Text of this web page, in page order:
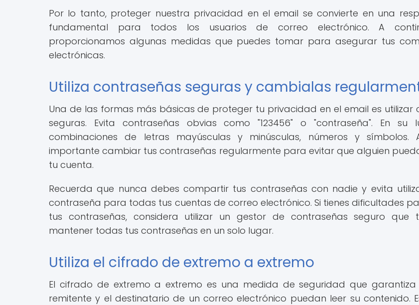
Por lo tanto, proteger nuestra privacidad en el email se convierte en una
fundamental para todos los usuarios de correo electrónico. A
proporcionamos algunas medidas que puedes tomar para asegurar tus
electrónicas.
Utiliza contraseñas seguras y cambialas
Una de las formas más básicas de proteger tu privacidad en el email es utilizar
seguras. Evita contraseñas obvias como "123456" o "contraseña". En su
combinaciones de letras mayúsculas y minúsculas, números y símbolos.
importante cambiar tus contraseñas regularmente para evitar que alguien
tu cuenta.
Recuerda que nunca debes compartir tus contraseñas con nadie y evita
contraseña para todas tus cuentas de correo electrónico. Si tienes dificultades
tus contraseñas, considera utilizar un gestor de contraseñas seguro que
mantener todas tus contraseñas en un solo lugar.
Utiliza el cifrado de extremo a extremo
El cifrado de extremo a extremo es una medida de seguridad que
remitente y el destinatario de un correo electrónico puedan leer su contenido.